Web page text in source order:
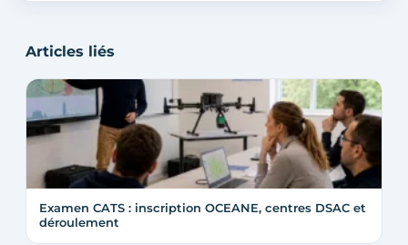
Articles liés
Examen CATS : inscription OCEANE, centres DSAC et
déroulement